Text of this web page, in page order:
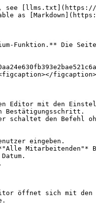
see
as
Funktion.** Die
Editor mit den
Bestätigungsschritt.
schaltet den Befehl
eingeben.
Mitarbeitenden"*
öffnet sich mit den